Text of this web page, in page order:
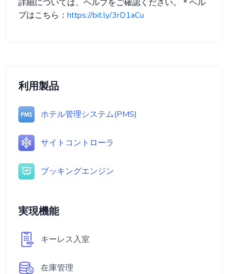
利用製品
ホテル管理システム(PMS)
サイトコントローラ
ブッキングエンジン
実現機能
キーレス入室
在庫管理
詳細については、ヘルプをご確認ください。＊ヘル
プはこちら： https://bit.ly/3rD1aCu